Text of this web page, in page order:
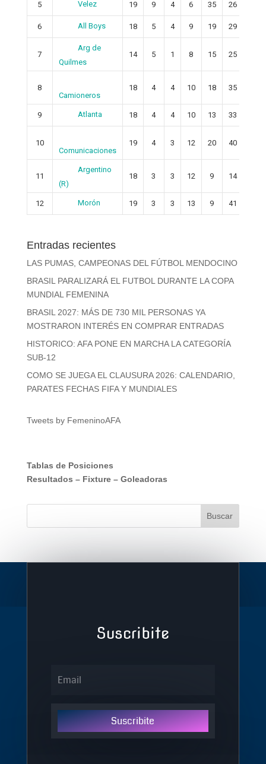
5 Velez 19 9 4 6 35 26
6 All Boys 18 5 4 9 19 29
7
Arg de
Quilmes
14 5 1 8 15 25
8
Camioneros
18 4 4 10 18 35
9 Atlanta 18 4 4 10 13 33
10
Comunicaciones
19 4 3 12 20 40
11
Argentino
(R)
18 3 3 12 9 14
12 Morón 19 3 3 13 9 41
Entradas recientes
LAS PUMAS, CAMPEONAS DEL FÚTBOL MENDOCINO
BRASIL PARALIZARÁ EL FUTBOL DURANTE LA COPA
MUNDIAL FEMENINA
BRASIL 2027: MÁS DE 730 MIL PERSONAS YA
MOSTRARON INTERÉS EN COMPRAR ENTRADAS
HISTORICO: AFA PONE EN MARCHA LA CATEGORÍA
SUB-12
COMO SE JUEGA EL CLAUSURA 2026: CALENDARIO,
PARATES FECHAS FIFA Y MUNDIALES
Tweets by FemeninoAFA
Tablas de Posiciones
Resultados – Fixture– Goleadoras
Suscribite
Suscribite